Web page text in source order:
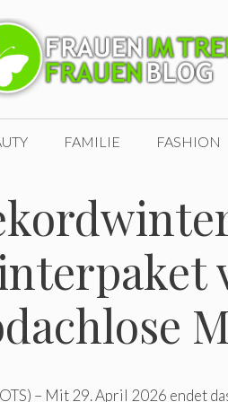
FAMILIE FASHION
– Mit 29. April 2026 endet